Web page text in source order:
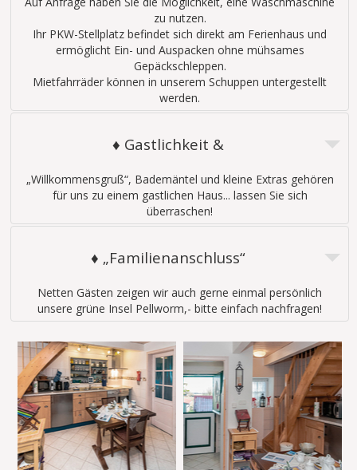
zu nutzen.
Ihr PKW-Stellplatz befindet sich direkt am Ferienhaus und
ermöglicht Ein- und Auspacken ohne mühsames
Gepäckschleppen.
Mietfahrräder können in unserem Schuppen untergestellt
werden.
♦ Gastlichkeit &
„Willkommensgruß“, Bademäntel und kleine Extras gehören
für uns zu einem gastlichen Haus... lassen Sie sich
überraschen!
♦ „Familienanschluss“
Netten Gästen zeigen wir auch gerne einmal persönlich
unsere grüne Insel Pellworm,- bitte einfach nachfragen!